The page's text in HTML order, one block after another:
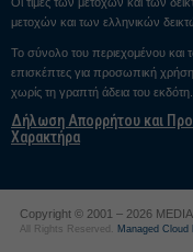
μετοχών και των ελληνικών
Το σύνολο του περιεχομένου και
επισκέπτες για προσωπική
χωρίς τη γραπτή άδεια του εκδότη.
Δήλωση Απορρήτου και
Χαρακτήρα
Copyright © 2001 – 2026
All Rights Reserved. Managed Cloud